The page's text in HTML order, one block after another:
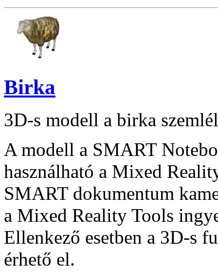
Birka
3D-s modell a birka
A modell a SMART
használható a Mixed
SMART dokumentum
a Mixed Reality Tools
Ellenkező esetben a 3D-s
érhető el.